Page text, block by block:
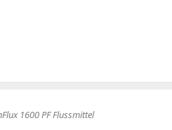
1600 PF Flussmittel